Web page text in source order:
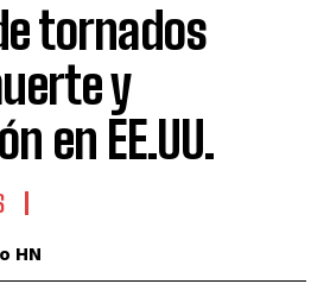
tornados
y
en EE.UU.
HN